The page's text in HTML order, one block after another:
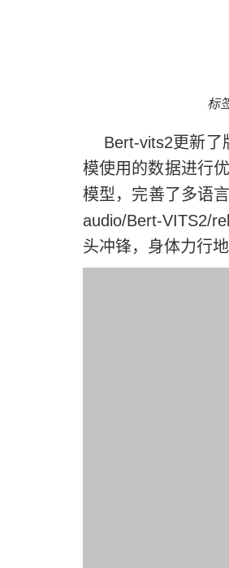
标
Bert-vits2更新了
模使用的数据进行
模型，完善了多语
audio/Bert-VITS2/
头冲锋，身体力行